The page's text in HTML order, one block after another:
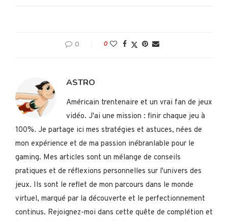
0 0
ASTRO
Américain trentenaire et un vrai fan de jeux
vidéo. J'ai une mission : finir chaque jeu à
100%. Je partage ici mes stratégies et astuces, nées de
mon expérience et de ma passion inébranlable pour le
gaming. Mes articles sont un mélange de conseils
pratiques et de réflexions personnelles sur l'univers des
jeux. Ils sont le reflet de mon parcours dans le monde
virtuel, marqué par la découverte et le perfectionnement
continus. Rejoignez-moi dans cette quête de complétion et